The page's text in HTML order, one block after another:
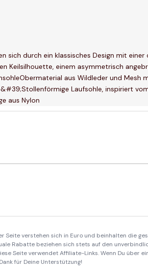
sich durch ein klassisches Design mit
Keilsilhouette, einem asymmetrisch
aus Wildleder und
Laufsohle, inspiriert
aus Nylon
Seite verstehen sich in Euro und beinhalten die
Rabatte beziehen sich stets auf den
Seite verwendet Affiliate-Links. Wenn Du über
für Deine Unterstützung!